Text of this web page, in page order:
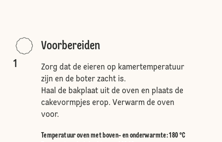
1
Voorbereiden
Zorg dat de eieren op kamertemperatuur
zijn en de boter zacht is.
Haal de bakplaat uit de oven en plaats de
cakevormpjes erop. Verwarm de oven
voor.
Temperatuur oven met boven- en onderwarmte:180 °C